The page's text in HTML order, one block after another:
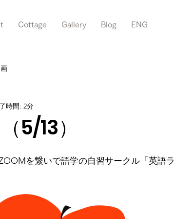
Cottage Gallery Blog ENG
5/13）
時間: 2分
を繋いで語学の自習サークル「英語